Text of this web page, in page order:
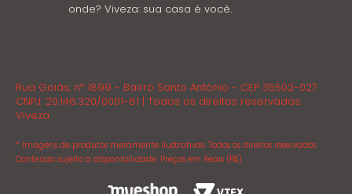
onde? Viveza: sua casa é você.
Rua Goiás, nº 1899 - Bairro Santo Antônio - CEP 35502-027
CNPJ: 20.146.320/0001-61 | Todos os direitos reservados.
Viveza.
* Imagens de produtos meramente ilustrativas. Todos os direitos reservados.
Conteúdo sujeito a disponibilidade. Preços em Reais (R$)